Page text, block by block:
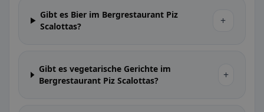
Gibt es Bier im Bergrestaurant Piz
Scalottas?
+
Gibt es vegetarische Gerichte im
Bergrestaurant Piz Scalottas?
+